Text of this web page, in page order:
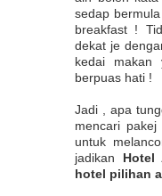
sedap
breakfast !
dekat je
kedai makan
berpuas hati !
Jadi , apa
mencari
untuk
jadikan Hotel
hotel pilihan